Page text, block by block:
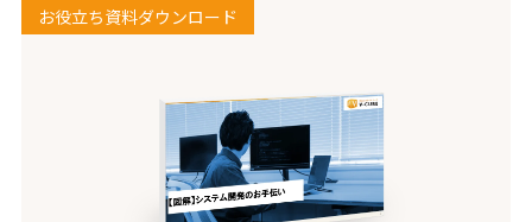
お役立ち資料ダウンロード